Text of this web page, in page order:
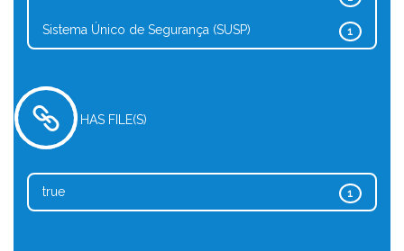
1
Sistema Único de Segurança (SUSP)
HAS FILE(S)
1
true